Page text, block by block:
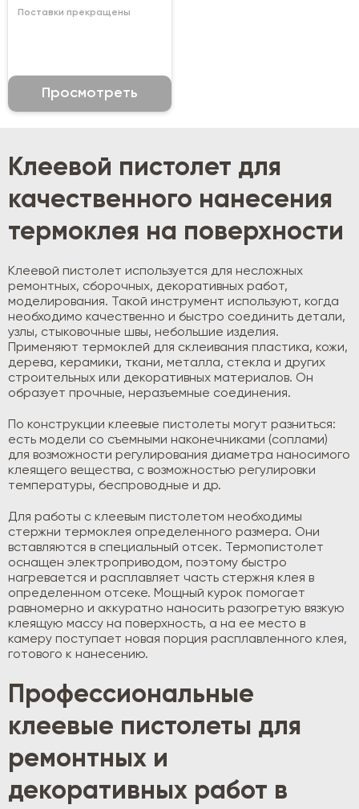
Поставки прекращены
Просмотреть
Клеевой пистолет для
качественного нанесения
термоклея на поверхности
Клеевой пистолет используется для несложных
ремонтных, сборочных, декоративных работ,
моделирования. Такой инструмент используют, когда
необходимо качественно и быстро соединить детали,
узлы, стыковочные швы, небольшие изделия.
Применяют термоклей для склеивания пластика, кожи,
дерева, керамики, ткани, металла, стекла и других
строительных или декоративных материалов. Он
образует прочные, неразъемные соединения.
По конструкции клеевые пистолеты могут разниться:
есть модели со съемными наконечниками (соплами)
для возможности регулирования диаметра наносимого
клеящего вещества, с возможностью регулировки
температуры, беспроводные и др.
Для работы с клеевым пистолетом необходимы
стержни термоклея определенного размера. Они
вставляются в специальный отсек. Термопистолет
оснащен электроприводом, поэтому быстро
нагревается и расплавляет часть стержня клея в
определенном отсеке. Мощный курок помогает
равномерно и аккуратно наносить разогретую вязкую
клеящую массу на поверхность, а на ее место в
камеру поступает новая порция расплавленного клея,
готового к нанесению.
Профессиональные
клеевые пистолеты для
ремонтных и
декоративных работ в